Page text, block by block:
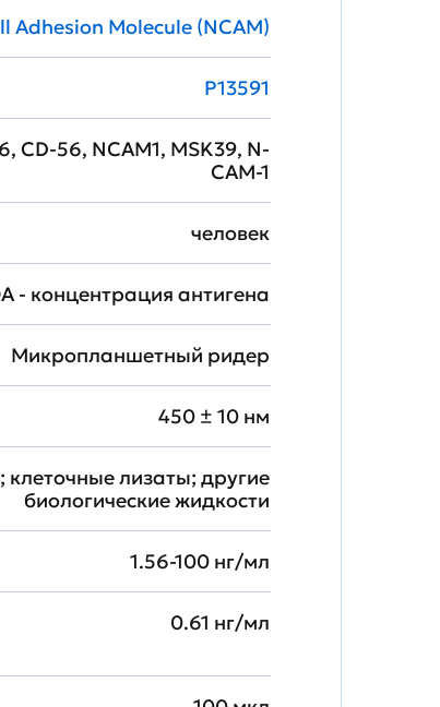
Adhesion Molecule (NCAM)
P13591
CD-56, NCAM1, MSK39, N-
CAM-1
человек
- концентрация антигена
Микропланшетный ридер
450 ± 10 нм
клеточные лизаты; другие
биологические жидкости
1.56-100 нг/мл
0.61 нг/мл